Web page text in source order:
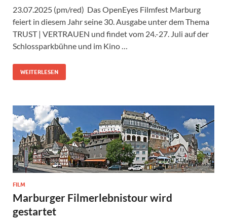
23.07.2025 (pm/red) Das OpenEyes Filmfest Marburg
feiert in diesem Jahr seine 30. Ausgabe unter dem Thema
TRUST | VERTRAUEN und findet vom 24.-27. Juli auf der
Schlossparkbühne und im Kino …
WEITERLESEN
FILM
Marburger Filmerlebnistour wird
gestartet